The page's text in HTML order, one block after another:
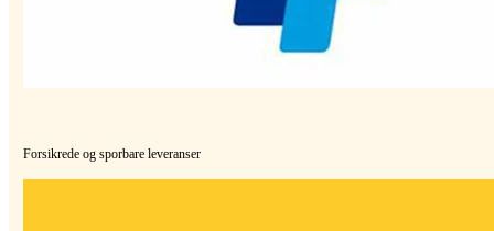
Forsikrede og sporbare leveranser